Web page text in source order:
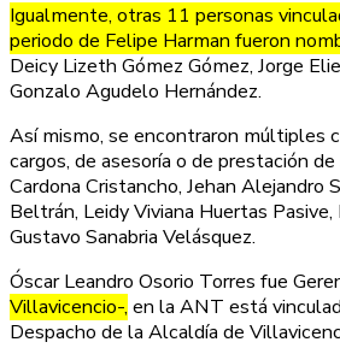
Igualmente, otras 11 personas
periodo de Felipe Harman fueron
Deicy Lizeth Gómez Gómez, Jorge
Gonzalo Agudelo Hernández.
Así mismo, se encontraron múltiples
cargos, de asesoría o de prestación
Cardona Cristancho, Jehan Alejandro
Beltrán, Leidy Viviana Huertas
Gustavo Sanabria Velásquez.
Óscar Leandro Osorio Torres fue
Villavicencio-, en la ANT está
Despacho de la Alcaldía de